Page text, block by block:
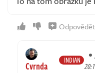
Odpovědět
Cvrnda INDIAN